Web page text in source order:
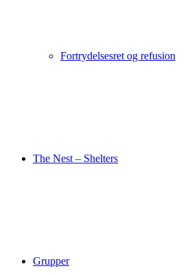
Fortrydelsesret og refusion
The Nest – Shelters
Grupper